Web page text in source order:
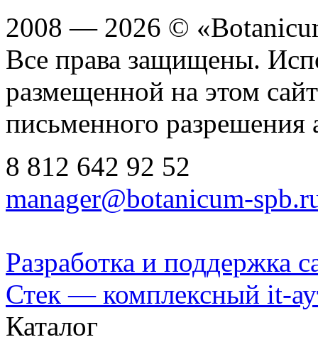
2008 — 2026 ©
Все права защищены.
размещенной на этом
письменного разрешения
8 812 642 92 52
manager@botanicum-
Разработка и поддержка
Стек — комплексный it-
Каталог